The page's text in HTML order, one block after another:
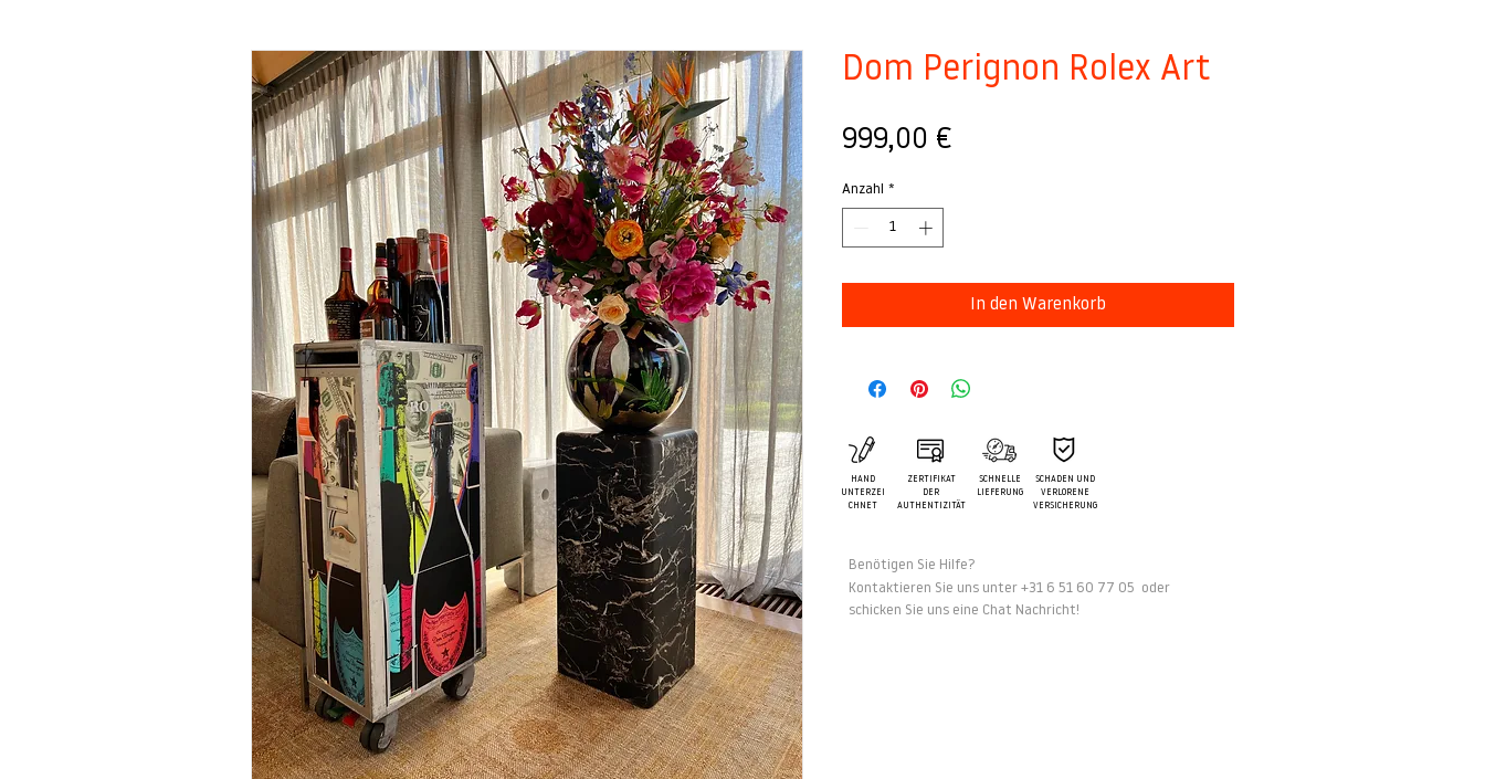
Dom Perignon Rolex Art
999,00 €
Anzahl *
In den Warenkorb
HAND
UNTERZEI
CHNET
ZERTIFIKAT
DER
AUTHENTIZITÄT
SCHNELLE
LIEFERUNG
SCHADEN UND
VERLORENE
VERSICHERUNG
Benötigen Sie Hilfe?
Kontaktieren Sie uns unter +31 6 51 60 77 05 oder
schicken Sie uns eine Chat Nachricht!